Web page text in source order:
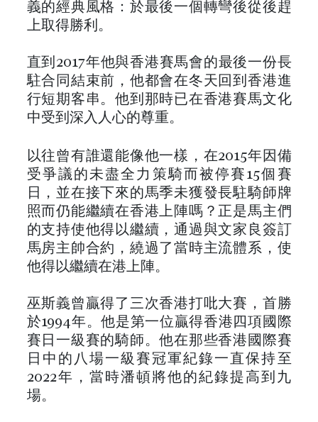
義的經典風格：於最後一個轉彎後從後趕
上取得勝利。
直到2017年他與香港賽馬會的最後一份長
駐合同結束前，他都會在冬天回到香港進
行短期客串。他到那時已在香港賽馬文化
中受到深入人心的尊重。
以往曾有誰還能像他一樣，在2015年因備
受爭議的未盡全力策騎而被停賽15個賽
日，並在接下來的馬季未獲發長駐騎師牌
照而仍能繼續在香港上陣嗎？正是馬主們
的支持使他得以繼續，通過與文家良簽訂
馬房主帥合約，繞過了當時主流體系，使
他得以繼續在港上陣。
巫斯義曾贏得了三次香港打吡大賽，首勝
於1994年。他是第一位贏得香港四項國際
賽日一級賽的騎師。他在那些香港國際賽
日中的八場一級賽冠軍紀錄一直保持至
2022年，當時潘頓將他的紀錄提高到九
場。